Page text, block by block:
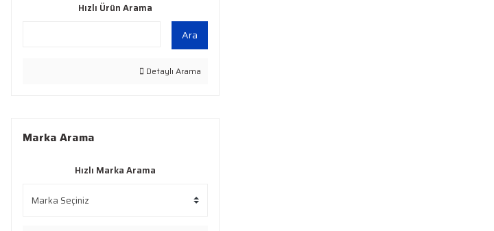
Hızlı Ürün Arama
Ara
Detaylı Arama
Marka Arama
Hızlı Marka Arama